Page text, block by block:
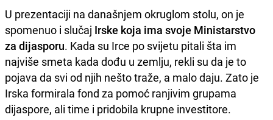
U prezentaciji na današnjem okruglom stolu, on je
spomenuo i slučaj Irske koja ima svoje Ministarstvo
za dijasporu. Kada su Irce po svijetu pitali šta im
najviše smeta kada dođu u zemlju, rekli su da je to
pojava da svi od njih nešto traže, a malo daju. Zato je
Irska formirala fond za pomoć ranjivim grupama
dijaspore, ali time i pridobila krupne investitore.